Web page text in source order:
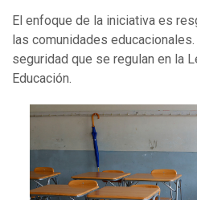
El enfoque de la iniciativa es
las comunidades
seguridad que se regulan en la
Educación.